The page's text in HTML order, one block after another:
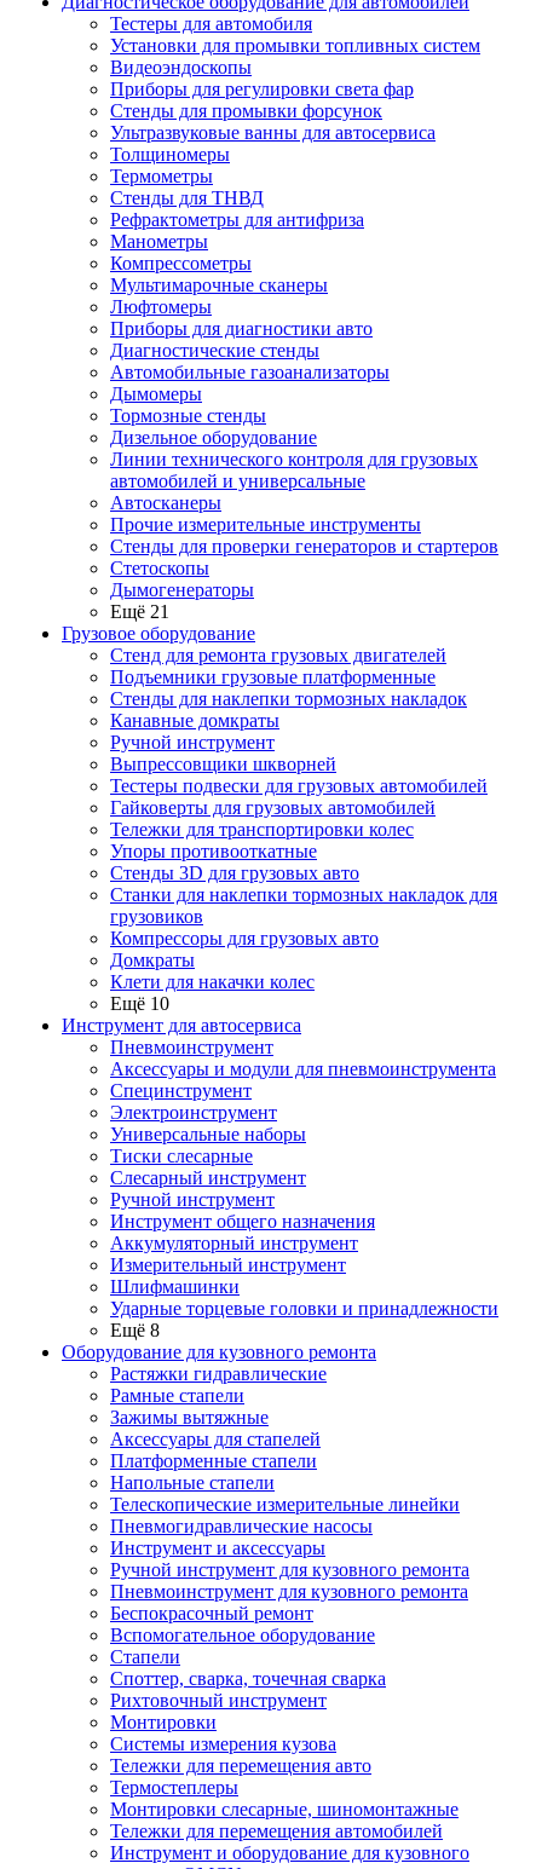
Тестеры для автомобиля
Установки для промывки топливных систем
Видеоэндоскопы
Приборы для регулировки света фар
Стенды для промывки форсунок
Ультразвуковые ванны для автосервиса
Толщиномеры
Термометры
Стенды для ТНВД
Рефрактометры для антифриза
Манометры
Компрессометры
Мультимарочные сканеры
Люфтомеры
Приборы для диагностики авто
Диагностические стенды
Автомобильные газоанализаторы
Дымомеры
Тормозные стенды
Дизельное оборудование
Линии технического контроля для грузовых
автомобилей и универсальные
Автосканеры
Прочие измерительные инструменты
Стенды для проверки генераторов и стартеров
Стетоскопы
Дымогенераторы
Ещё 21
Грузовое оборудование
Стенд для ремонта грузовых двигателей
Подъемники грузовые платформенные
Стенды для наклепки тормозных накладок
Канавные домкраты
Ручной инструмент
Выпрессовщики шкворней
Тестеры подвески для грузовых автомобилей
Гайковерты для грузовых автомобилей
Тележки для транспортировки колес
Упоры противооткатные
Стенды 3D для грузовых авто
Станки для наклепки тормозных накладок для
грузовиков
Компрессоры для грузовых авто
Домкраты
Клети для накачки колес
Ещё 10
Инструмент для автосервиса
Пневмоинструмент
Аксессуары и модули для пневмоинструмента
Специнструмент
Электроинструмент
Универсальные наборы
Тиски слесарные
Слесарный инструмент
Ручной инструмент
Инструмент общего назначения
Аккумуляторный инструмент
Измерительный инструмент
Шлифмашинки
Ударные торцевые головки и принадлежности
Ещё 8
Оборудование для кузовного ремонта
Растяжки гидравлические
Рамные стапели
Зажимы вытяжные
Аксессуары для стапелей
Платформенные стапели
Напольные стапели
Телескопические измерительные линейки
Пневмогидравлические насосы
Инструмент и аксессуары
Ручной инструмент для кузовного ремонта
Пневмоинструмент для кузовного ремонта
Беспокрасочный ремонт
Вспомогательное оборудование
Стапели
Споттер, сварка, точечная сварка
Рихтовочный инструмент
Монтировки
Системы измерения кузова
Тележки для перемещения авто
Термостеплеры
Монтировки слесарные, шиномонтажные
Тележки для перемещения автомобилей
Инструмент и оборудование для кузовного